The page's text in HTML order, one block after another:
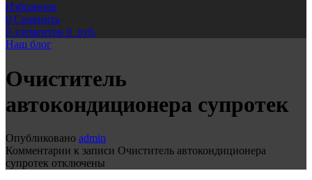
Избранное
0 Сравнить
0 элементов 0 руб.
Наш блог
Очиститель
автокондиционера супротек
Опубликовано admin
Комментарии к записи Очиститель автокондиционера
супротек отключены